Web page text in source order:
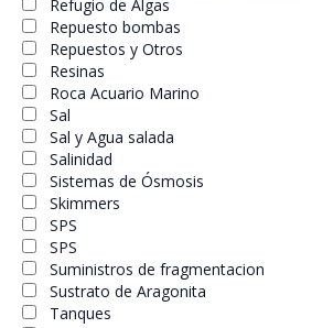
Refugio de Algas
Repuesto bombas
Repuestos y Otros
Resinas
Roca Acuario Marino
Sal
Sal y Agua salada
Salinidad
Sistemas de Ósmosis
Skimmers
SPS
SPS
Suministros de fragmentacion
Sustrato de Aragonita
Tanques